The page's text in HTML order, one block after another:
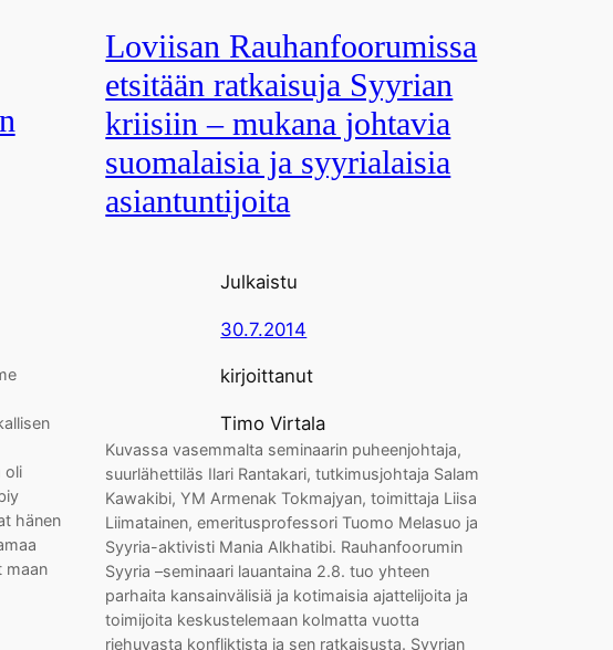
oli
hänen
maan
Loviisan Rauhanfoorumissa
etsitään ratkaisuja Syyrian
kriisiin – mukana johtavia
suomalaisia ja syyrialaisia
asiantuntijoita
Julkaistu
30.7.2014
kirjoittanut
Timo Virtala
Kuvassa vasemmalta seminaarin puheenjohtaja,
suurlähettiläs Ilari Rantakari, tutkimusjohtaja Salam
Kawakibi, YM Armenak Tokmajyan, toimittaja Liisa
Liimatainen, emeritusprofessori Tuomo Melasuo ja
Syyria-aktivisti Mania Alkhatibi. Rauhanfoorumin
Syyria –seminaari lauantaina 2.8. tuo yhteen
parhaita kansainvälisiä ja kotimaisia ajattelijoita ja
toimijoita keskustelemaan kolmatta vuotta
riehuvasta konfliktista ja sen ratkaisusta. Syyrian